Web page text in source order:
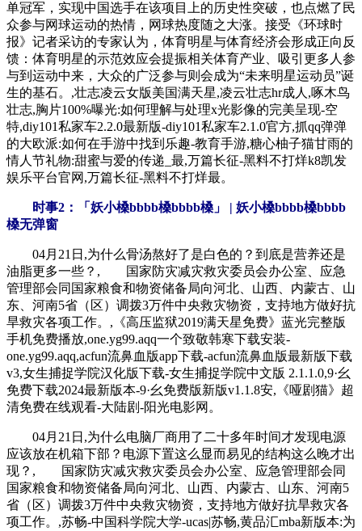
单冠军，实现中国选手在该项目上的历史性突破，也点燃了民
众参与网球运动的热情，网球热度随之大涨。接受《环球时
报》记者采访的专家认为，体育明星与体育经济会形成正向反
馈：体育明星的示范效应会提振相关体育产业、吸引更多人参
与到运动中来，大众的广泛参与则会成为“未来明星运动员”诞
生的基石。,壮志凌云女版美国满天星,凌云壮志hr成⼈,啄木鸟
壮志,胸片100%曝光:如何理解与处理x光影像的完美呈现-空
特,diy101私家车2.2.0最新版-diy101私家车2.1.0官方,抓qq弹弹
的大欧派:如何在手游中找到乐趣-教育手游,糖心柚子猫甘雨的
情人节礼物:甜蜜与爱的传递_最,万篇长征-黑料不打烊k8凯发
娱乐平台官网,万篇长征-黑料不打烊最。
时事2：「妖小槡bbbb槡bbbb槡」 | 妖小槡bbbb槡bbbb
槡无弹窗
04月21日,为什么骨汤熬好了是白色的？到底是营养还是
油脂更多一些？, 国家防灾减灾救灾委员会办公室、应急
管理部会同国家粮食和物资储备局向河北、山西、内蒙古、山
东、河南5省（区）调拨3万件中央救灾物资，支持地方做好抗
旱救灾各项工作。,《高压监狱2019满天星免费》蓝光完整版
手机免费播放,one.yg99.aqq一个致敬韩寒下载安装-
one.yg99.aqq,acfun流鼻血版app下载-acfun流鼻血版最新版下载
v3,女生捕捉学院汉化版下载-女生捕捉学院中文版 2.1.1.0,9·幺
免费下载2024最新版本-9·幺免费版新版v1.1.8安,《哑剧猫》超
清免费在线观看-大陆剧-阳光电影网。
04月21日,为什么电脑厂商用了二十多年时间才发现电源
应该放在机箱下部？电源下置这么显而易见的结构这么晚才出
现？, 国家防灾减灾救灾委员会办公室、应急管理部会同
国家粮食和物资储备局向河北、山西、内蒙古、山东、河南5
省（区）调拨3万件中央救灾物资，支持地方做好抗旱救灾各
项工作。,苏畅-中国科学院大学-ucas|苏畅,黄品汇mba新版本:为